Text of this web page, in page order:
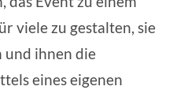
viele zu gestalten, sie
und ihnen die
eines eigenen